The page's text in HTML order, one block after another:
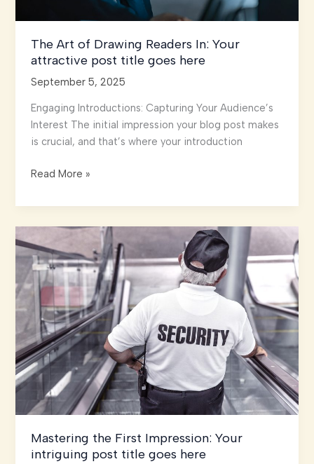
The Art of Drawing Readers In: Your
attractive post title goes here
September 5, 2025
Engaging Introductions: Capturing Your Audience’s
Interest The initial impression your blog post makes
is crucial, and that’s where your introduction
The
of
Drawing
Readers
In:
Your
attractive
post
title
goes
here
Read More »
Mastering the First Impression: Your
intriguing post title goes here